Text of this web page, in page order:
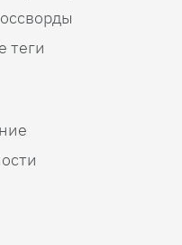
теги